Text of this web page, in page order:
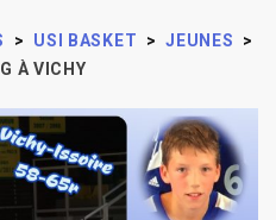
> USI BASKET > JEUNES
>
À VICHY